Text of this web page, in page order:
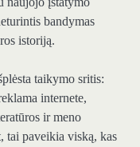
bandymas
istoriją.
taikymo sritis:
internete,
ir meno
tai paveikia viską, kas